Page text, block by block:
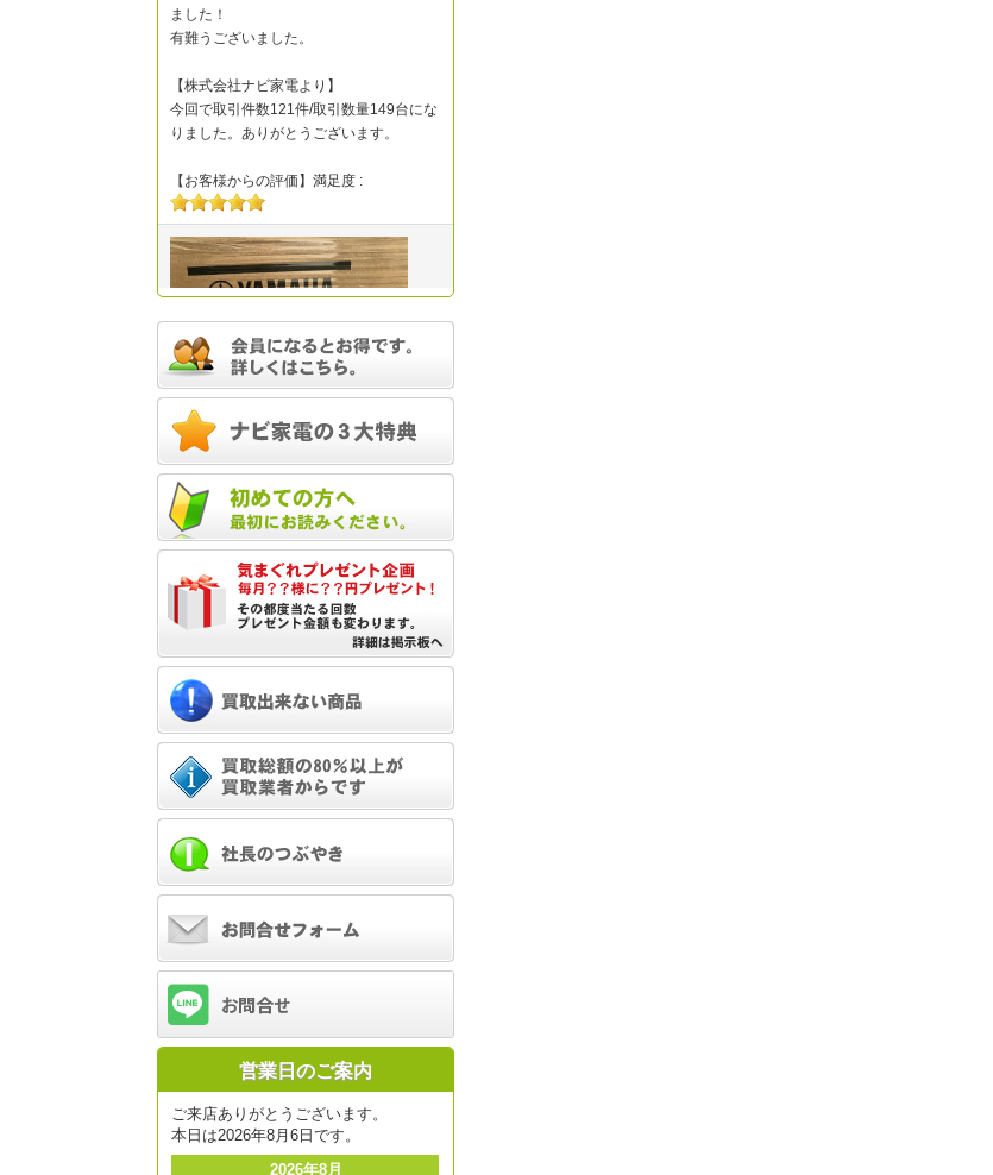
営業日のご案内
ご来店ありがとうございます。
本日は2026年8月6日です。
2026年8月